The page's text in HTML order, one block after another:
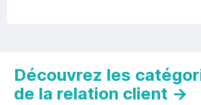
Découvrez les
de la relation client →